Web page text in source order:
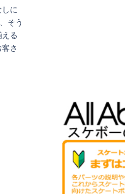
に
そう
る
さ